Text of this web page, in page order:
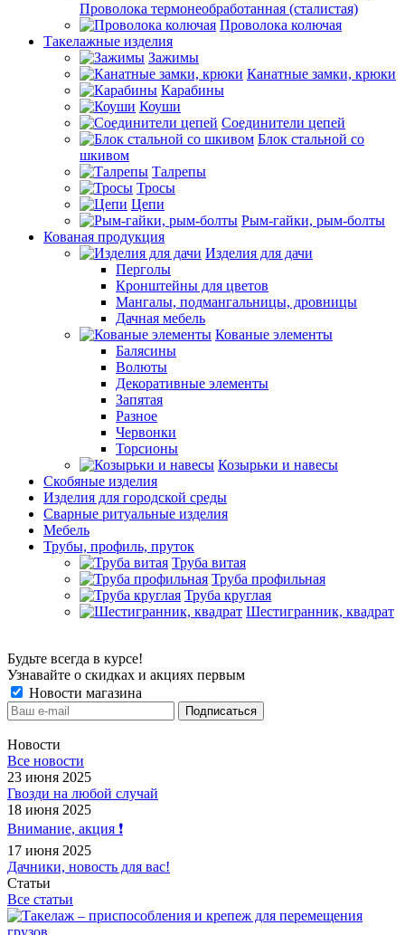
Проволока термонеобработанная (сталистая)
Проволока колючая
Такелажные изделия
Зажимы
Канатные замки, крюки
Карабины
Коуши
Соединители цепей
Блок стальной со
шкивом
Талрепы
Тросы
Цепи
Рым-гайки, рым-болты
Кованая продукция
Изделия для дачи
Перголы
Кронштейны для цветов
Мангалы, подмангальницы, дровницы
Дачная мебель
Кованые элементы
Балясины
Волюты
Декоративные элементы
Запятая
Разное
Червонки
Торсионы
Козырьки и навесы
Скобяные изделия
Изделия для городской среды
Сварные ритуальные изделия
Мебель
Трубы, профиль, пруток
Труба витая
Труба профильная
Труба круглая
Шестигранник, квадрат
Будьте всегда в курсе!
Узнавайте о скидках и акциях первым
Новости магазина
Новости
Все новости
23 июня 2025
Гвозди на любой случай
18 июня 2025
Внимание, акция ❗️
17 июня 2025
Дачники, новость для вас!
Статьи
Все статьи